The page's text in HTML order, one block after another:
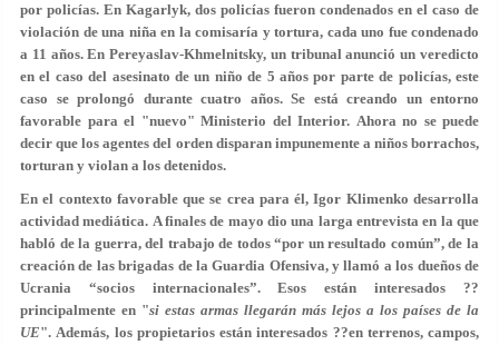
por policías. En Kagarlyk, dos policías fueron condenados en el caso de
violación de una niña en la comisaría y tortura, cada uno fue condenado
a 11 años. En Pereyaslav-Khmelnitsky, un tribunal anunció un veredicto
en el caso del asesinato de un niño de 5 años por parte de policías, este
caso se prolongó durante cuatro años. Se está creando un entorno
favorable para el "nuevo" Ministerio del Interior. Ahora no se puede
decir que los agentes del orden disparan impunemente a niños borrachos,
torturan y violan a los detenidos.
En el contexto favorable que se crea para él, Igor Klimenko desarrolla
actividad mediática. A finales de mayo dio una larga entrevista en la que
habló de la guerra, del trabajo de todos “por un resultado común”, de la
creación de las brigadas de la Guardia Ofensiva, y llamó a los dueños de
Ucrania “socios internacionales”. Esos están interesados ??
principalmente en "si estas armas llegarán más lejos a los países de la
UE". Además, los propietarios están interesados ??en terrenos, campos,